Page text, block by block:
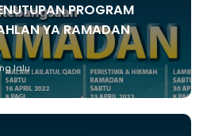
PROGRAM
YA RAMADAN
lalu